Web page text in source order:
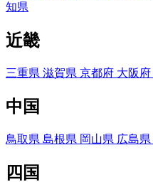
知県
近畿
三重県 滋賀県 京都府 大阪府
中国
鳥取県 島根県 岡山県 広島県
四国